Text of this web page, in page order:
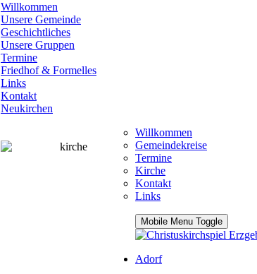
Willkommen
Unsere Gemeinde
Geschichtliches
Unsere Gruppen
Termine
Friedhof & Formelles
Links
Kontakt
Neukirchen
Willkommen
Gemeindekreise
Termine
Kirche
Kontakt
Links
Mobile Menu Toggle
Adorf